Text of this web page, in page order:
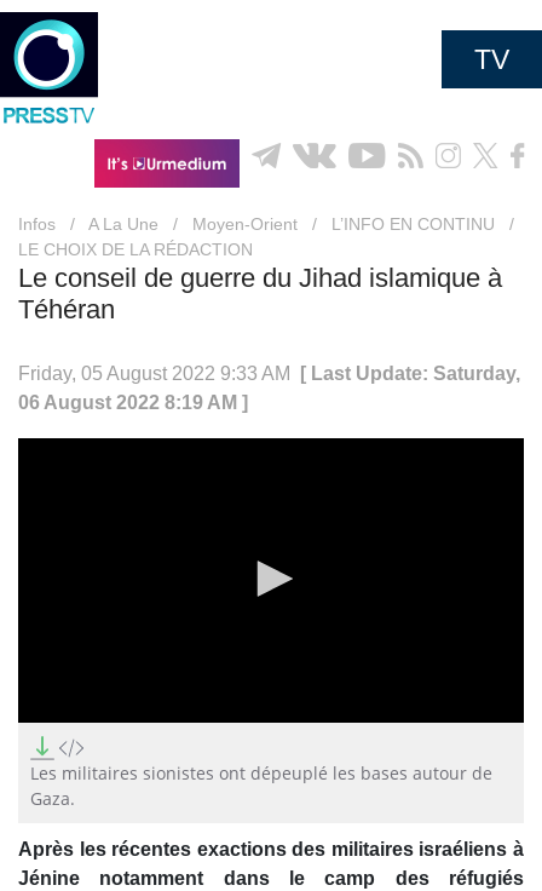
TV
Infos / A La Une / Moyen-Orient / L’INFO EN CONTINU
/
LE CHOIX DE LA RÉDACTION
Le conseil de guerre du Jihad islamique à
Téhéran
Friday, 05 August 2022 9:33 AM
[ Last Update: Saturday,
06 August 2022 8:19 AM ]
seconds
of
minutes,
seconds
Les militaires sionistes ont dépeuplé les bases autour de
Gaza.
Après les récentes exactions des militaires israéliens à
Jénine notamment dans le camp des réfugiés